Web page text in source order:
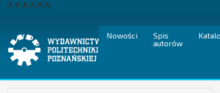
Przejdź
A A A A A A
Nowości
Spis
autorów